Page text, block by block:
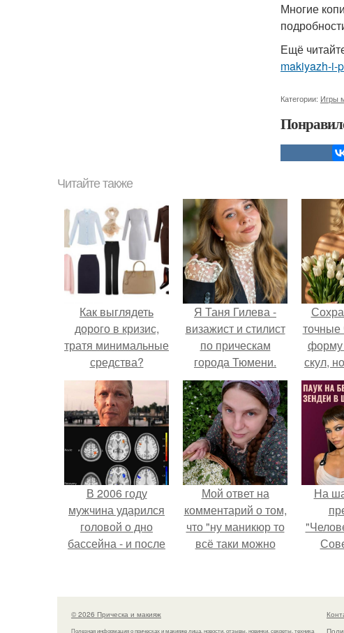
Многие
Ещё
makiyazh-i-
Категории: Игры
Читайте также
Как выглядеть
дорого в кризис,
тратя минимальные
средства?
Я Таня Гилева -
визажист и стилист
по прическам
города Тюмени.
точные
форму
скул,
В 2006 году
мужчина ударился
головой о дно
бассейна - и после
странным образом.
Мой ответ на
комментарий о том,
что "ну маникюр то
всё таки можно
На
© 2026 Прическа и макияж
Полезная информация о прическах и макияже лица, новости, отзывы, новинки, секреты, техника